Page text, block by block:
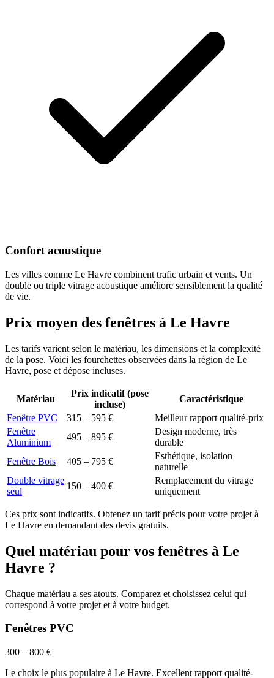
Confort acoustique
Les villes comme Le Havre combinent trafic urbain et vents. Un
double ou triple vitrage acoustique améliore sensiblement la qualité
de vie.
Prix moyen des fenêtres à Le Havre
Les tarifs varient selon le matériau, les dimensions et la complexité
de la pose. Voici les fourchettes observées dans la région de Le
Havre, pose et dépose incluses.
Matériau
Prix indicatif (pose
incluse)
Caractéristique
Fenêtre PVC
315 – 595 €
Meilleur rapport qualité-prix
Fenêtre
Aluminium
495 – 895 €
Design moderne, très
durable
Fenêtre Bois
405 – 795 €
Esthétique, isolation
naturelle
Double vitrage
seul
150 – 400 €
Remplacement du vitrage
uniquement
Ces prix sont indicatifs. Obtenez un tarif précis pour votre projet à
Le Havre en demandant des devis gratuits.
Quel matériau pour vos fenêtres à Le
Havre ?
Chaque matériau a ses atouts. Comparez et choisissez celui qui
correspond à votre projet et à votre budget.
Fenêtres PVC
300 – 800 €
Le choix le plus populaire à Le Havre. Excellent rapport qualité-